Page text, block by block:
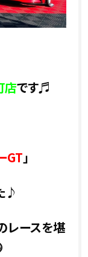
店です♬
GT」
♪
レースを堪